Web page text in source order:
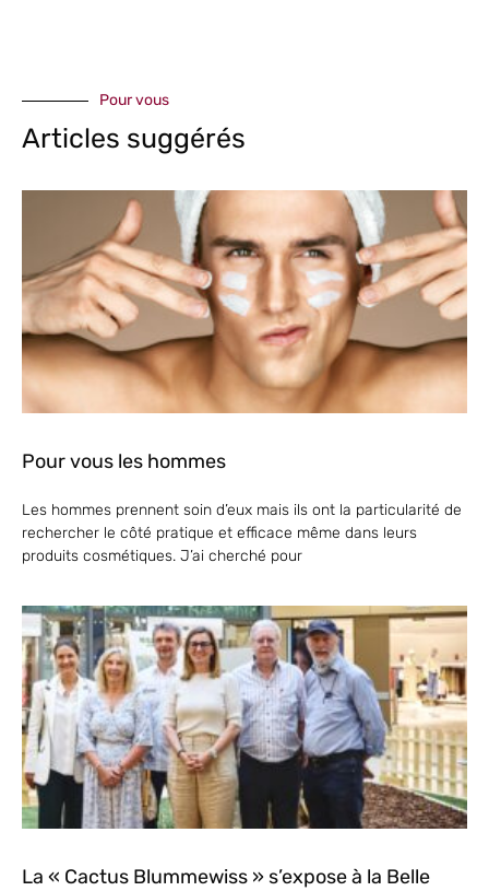
Pour vous
Articles suggérés
Pour vous les hommes
Les hommes prennent soin d’eux mais ils ont la particularité de
rechercher le côté pratique et efficace même dans leurs
produits cosmétiques. J’ai cherché pour
La « Cactus Blummewiss » s’expose à la Belle